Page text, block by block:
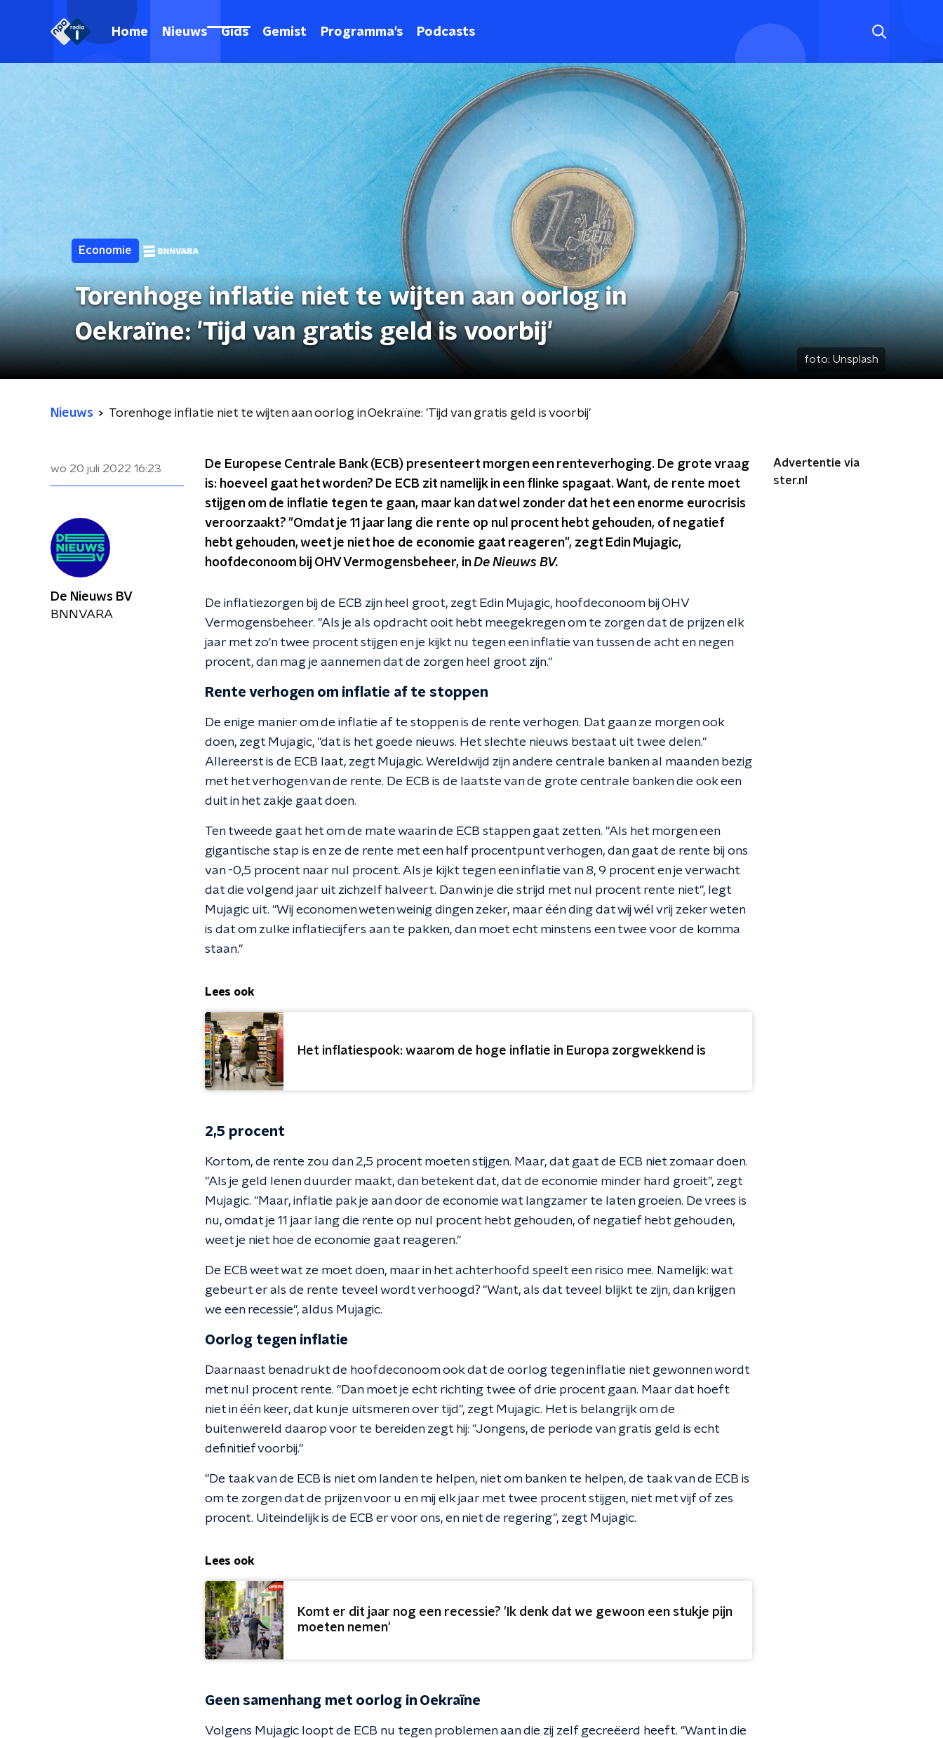
Home Nieuws Gids Gemist Programma's Podcasts
Economie
Torenhoge inflatie niet te wijten aan oorlog in
Oekraïne: 'Tijd van gratis geld is voorbij'
foto: Unsplash
Nieuws Torenhoge inflatie niet te wijten aan oorlog in Oekraïne: 'Tijd van gratis geld is voorbij'
wo 20 juli 2022 16:23
De Europese Centrale Bank (ECB) presenteert morgen een renteverhoging. De grote vraag
is: hoeveel gaat het worden? De ECB zit namelijk in een flinke spagaat. Want, de rente moet
stijgen om de inflatie tegen te gaan, maar kan dat wel zonder dat het een enorme eurocrisis
veroorzaakt? "Omdat je 11 jaar lang die rente op nul procent hebt gehouden, of negatief
hebt gehouden, weet je niet hoe de economie gaat reageren", zegt Edin Mujagic,
hoofdeconoom bij OHV Vermogensbeheer, inDe Nieuws BV.
De inflatiezorgen bij de ECB zijn heel groot, zegt Edin Mujagic, hoofdeconoom bij OHV
Vermogensbeheer. "Als je als opdracht ooit hebt meegekregen om te zorgen dat de prijzen elk
jaar met zo'n twee procent stijgen en je kijkt nu tegen een inflatie van tussen de acht en negen
procent, dan mag je aannemen dat de zorgen heel groot zijn."
Rente verhogen om inflatie af te stoppen
De enige manier om de inflatie af te stoppen is de rente verhogen. Dat gaan ze morgen ook
doen, zegt Mujagic, "dat is het goede nieuws. Het slechte nieuws bestaat uit twee delen."
Allereerst is de ECB laat, zegt Mujagic. Wereldwijd zijn andere centrale banken al maanden bezig
met het verhogen van de rente. De ECB is de laatste van de grote centrale banken die ook een
duit in het zakje gaat doen.
Ten tweede gaat het om de mate waarin de ECB stappen gaat zetten. "Als het morgen een
gigantische stap is en ze de rente met een half procentpunt verhogen, dan gaat de rente bij ons
van -0,5 procent naar nul procent. Als je kijkt tegen een inflatie van 8, 9 procent en je verwacht
dat die volgend jaar uit zichzelf halveert. Dan win je die strijd met nul procent rente niet", legt
Mujagic uit. "Wij economen weten weinig dingen zeker, maar één ding dat wij wél vrij zeker weten
is dat om zulke inflatiecijfers aan te pakken, dan moet echt minstens een twee voor de komma
staan."
Lees ook
Het inflatiespook: waarom de hoge inflatie in Europa zorgwekkend is
2,5 procent
Kortom, de rente zou dan 2,5 procent moeten stijgen. Maar, dat gaat de ECB niet zomaar doen.
"Als je geld lenen duurder maakt, dan betekent dat, dat de economie minder hard groeit", zegt
Mujagic. "Maar, inflatie pak je aan door de economie wat langzamer te laten groeien. De vrees is
nu, omdat je 11 jaar lang die rente op nul procent hebt gehouden, of negatief hebt gehouden,
weet je niet hoe de economie gaat reageren."
De ECB weet wat ze moet doen, maar in het achterhoofd speelt een risico mee. Namelijk: wat
gebeurt er als de rente teveel wordt verhoogd? "Want, als dat teveel blijkt te zijn, dan krijgen
we een recessie", aldus Mujagic.
Oorlog tegen inflatie
Daarnaast benadrukt de hoofdeconoom ook dat de oorlog tegen inflatie niet gewonnen wordt
met nul procent rente. "Dan moet je echt richting twee of drie procent gaan. Maar dat hoeft
niet in één keer, dat kun je uitsmeren over tijd", zegt Mujagic. Het is belangrijk om de
buitenwereld daarop voor te bereiden zegt hij: "Jongens, de periode van gratis geld is echt
definitief voorbij."
"De taak van de ECB is niet om landen te helpen, niet om banken te helpen, de taak van de ECB is
om te zorgen dat de prijzen voor u en mij elk jaar met twee procent stijgen, niet met vijf of zes
procent. Uiteindelijk is de ECB er voor ons, en niet de regering", zegt Mujagic.
Lees ook
Komt er dit jaar nog een recessie? 'Ik denk dat we gewoon een stukje pijn
moeten nemen'
Geen samenhang met oorlog in Oekraïne
Volgens Mujagic loopt de ECB nu tegen problemen aan die zij zelf gecreëerd heeft. "Want in die
Advertentie via
ster.nl
De Nieuws BV
BNNVARA